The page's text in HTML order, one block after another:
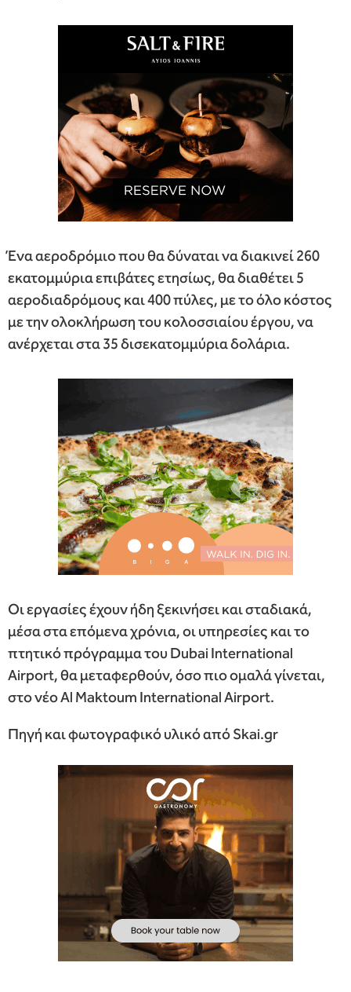
Ένα αεροδρόμιο που θα δύναται να διακινεί 260
εκατομμύρια επιβάτες ετησίως, θα διαθέτει 5
αεροδιαδρόμους και 400 πύλες, με το όλο κόστος
με την ολοκλήρωση του κολοσσιαίου έργου, να
ανέρχεται στα 35 δισεκατομμύρια δολάρια.
Οι εργασίες έχουν ήδη ξεκινήσει και σταδιακά,
μέσα στα επόμενα χρόνια, οι υπηρεσίες και το
πτητικό πρόγραμμα του Dubai International
Airport, θα μεταφερθούν, όσο πιο ομαλά γίνεται,
στο νέο Al Maktoum International Airport.
Πηγή και φωτογραφικό υλικό από Skai.gr